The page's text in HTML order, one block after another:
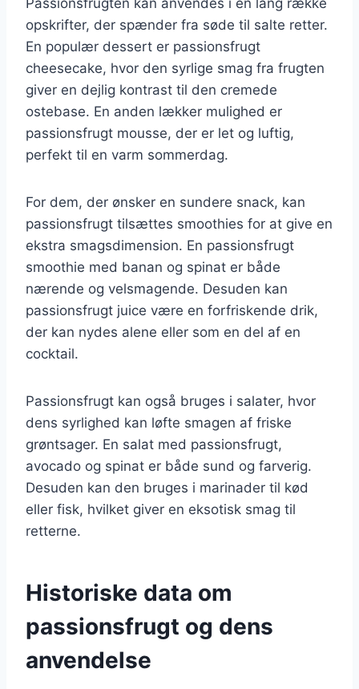
opskrifter, der spænder fra søde til salte retter.
En populær dessert er passionsfrugt
cheesecake, hvor den syrlige smag fra frugten
giver en dejlig kontrast til den cremede
ostebase. En anden lækker mulighed er
passionsfrugt mousse, der er let og luftig,
perfekt til en varm sommerdag.
For dem, der ønsker en sundere snack, kan
passionsfrugt tilsættes smoothies for at give en
ekstra smagsdimension. En passionsfrugt
smoothie med banan og spinat er både
nærende og velsmagende. Desuden kan
passionsfrugt juice være en forfriskende drik,
der kan nydes alene eller som en del af en
cocktail.
Passionsfrugt kan også bruges i salater, hvor
dens syrlighed kan løfte smagen af friske
grøntsager. En salat med passionsfrugt,
avocado og spinat er både sund og farverig.
Desuden kan den bruges i marinader til kød
eller fisk, hvilket giver en eksotisk smag til
retterne.
Historiske data om
passionsfrugt og dens
anvendelse